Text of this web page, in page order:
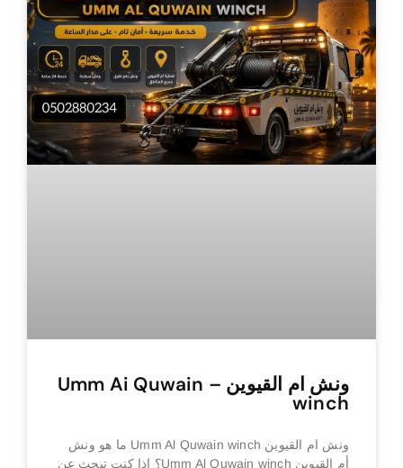
ونش ام القيوين – Umm Ai Quwain
winch
ونش ام القيوين Umm Al Quwain winch ما هو ونش
أم القيوين Umm Al Quwain winch؟ إذا كنت تبحث عن